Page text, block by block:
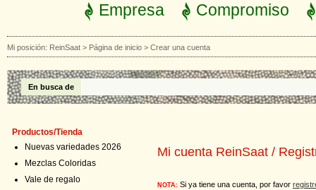
Empresa Compromiso
Mi posición: ReinSaat > Página de inicio > Crear una cuenta
En busca de
Productos/Tienda
Nuevas variedades 2026
Mezclas Coloridas
Vale de regalo
Mi cuenta ReinSaat /
NOTA: Si ya tiene una cuenta, por favor